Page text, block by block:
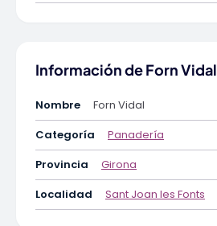
Información de Forn Vidal
Nombre
Forn Vidal
Categoría
Panadería
Provincia
Girona
Localidad
Sant Joan les Fonts